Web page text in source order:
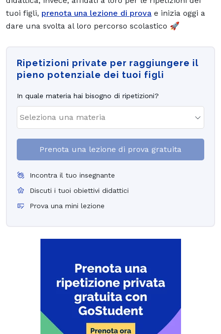
tuoi figli, prenota una lezione di prova e inizia oggi a
dare una svolta al loro percorso scolastico 🚀
Ripetizioni private per raggiungere il
pieno potenziale dei tuoi figli
In quale materia hai bisogno di ripetizioni?
Prenota una lezione di prova gratuita
Incontra il tuo insegnante
Discuti i tuoi obiettivi didattici
Prova una mini lezione